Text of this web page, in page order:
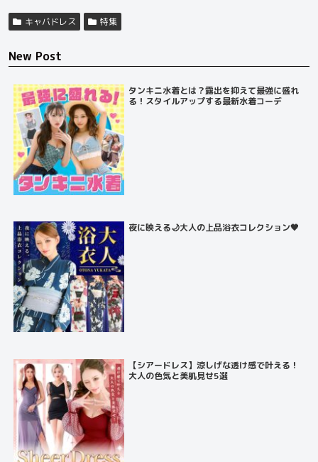
キャバドレス 特集
New Post
タンキニ水着とは？露出を抑えて最強に盛れ
る！スタイルアップする最新水着コーデ
夜に映える🌙大人の上品浴衣コレクション🖤
【シアードレス】涼しげな透け感で叶える！
大人の色気と美肌見せ5選